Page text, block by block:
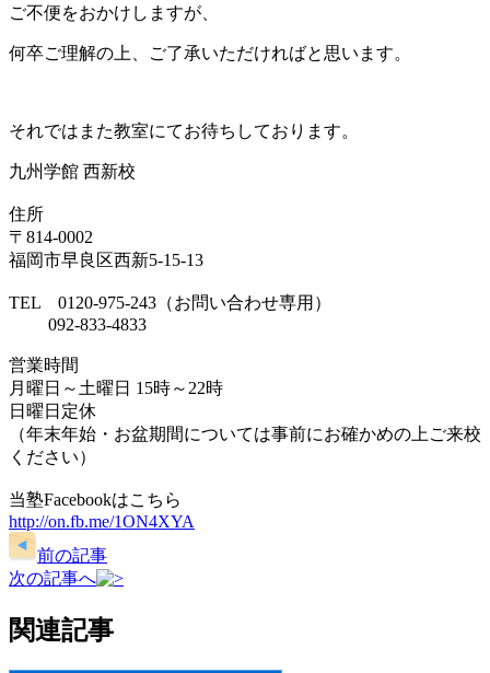
ご不便をおかけしますが、
何卒ご理解の上、ご了承いただければと思います。
それではまた教室にてお待ちしております。
九州学館 西新校
住所
〒814-0002
福岡市早良区西新5-15-13
TEL 0120-975-243（お問い合わせ専用）
092-833-4833
営業時間
月曜日～土曜日 15時～22時
日曜日定休
（年末年始・お盆期間については事前にお確かめの上ご来校
ください）
当塾Facebookはこちら
http://on.fb.me/1ON4XYA
前の記事
次の記事へ
関連記事